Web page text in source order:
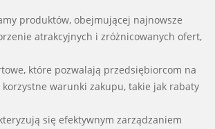
produktów, obejmującej najnowsze
atrakcyjnych i zróżnicowanych ofert,
które pozwalają przedsiębiorcom na
warunki zakupu, takie jak rabaty
się efektywnym zarządzaniem